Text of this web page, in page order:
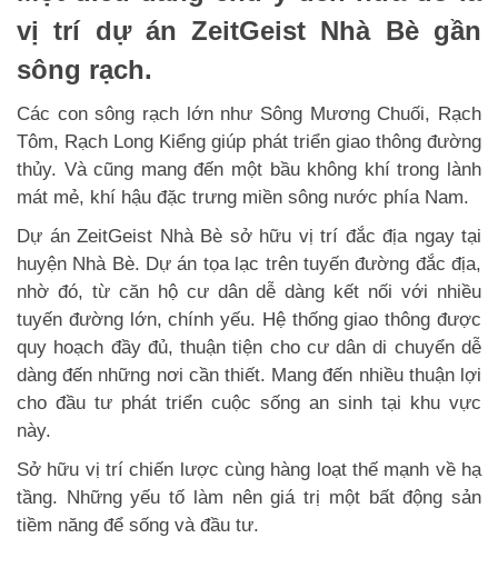
vị trí dự án ZeitGeist Nhà Bè gần
sông rạch.
Các con sông rạch lớn như Sông Mương Chuối, Rạch
Tôm, Rạch Long Kiểng giúp phát triển giao thông đường
thủy. Và cũng mang đến một bầu không khí trong lành
mát mẻ, khí hậu đặc trưng miền sông nước phía Nam.
Dự án ZeitGeist Nhà Bè sở hữu vị trí đắc địa ngay tại
huyện Nhà Bè. Dự án tọa lạc trên tuyến đường đắc địa,
nhờ đó, từ căn hộ cư dân dễ dàng kết nối với nhiều
tuyến đường lớn, chính yếu. Hệ thống giao thông được
quy hoạch đầy đủ, thuận tiện cho cư dân di chuyển dễ
dàng đến những nơi cần thiết. Mang đến nhiều thuận lợi
cho đầu tư phát triển cuộc sống an sinh tại khu vực
này.
Sở hữu vị trí chiến lược cùng hàng loạt thế mạnh về hạ
tầng. Những yếu tố làm nên giá trị một bất động sản
tiềm năng để sống và đầu tư.